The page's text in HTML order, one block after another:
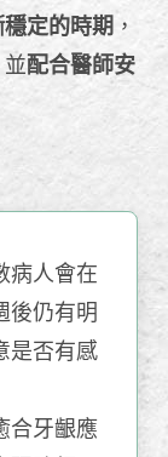
定的時期 ，
配合醫師安
病人會在
後仍有明
是否有感
合牙齦應